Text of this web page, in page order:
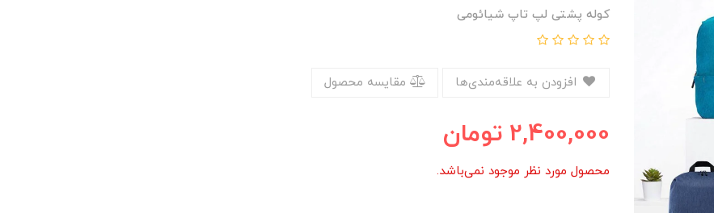
کوله پشتی لپ تاپ شیائومی
مقایسه محصول
2,400,000 تومان
محصول مورد نظر موجود نمی‌باشد.